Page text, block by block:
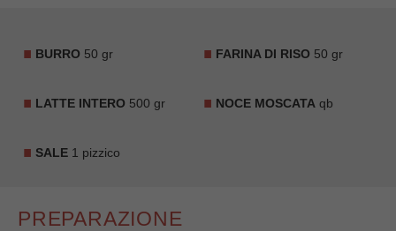
BURRO 50 gr FARINA DI RISO 50 gr
LATTE INTERO 500 gr NOCE MOSCATA qb
SALE 1 pizzico
PREPARAZIONE